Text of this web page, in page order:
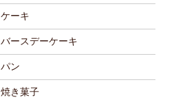
ケーキ
バースデーケーキ
パン
焼き菓子